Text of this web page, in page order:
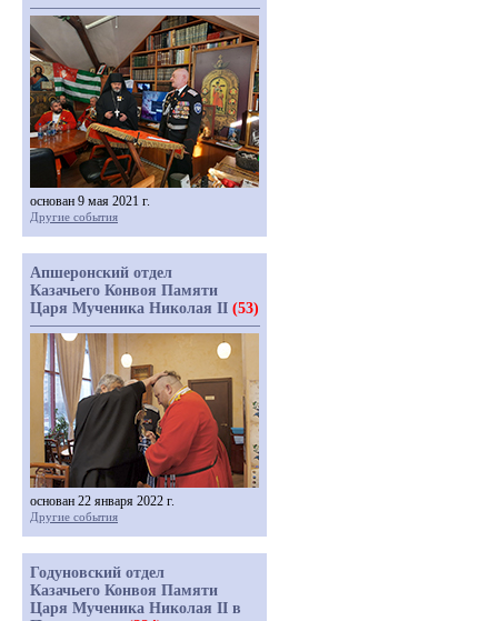
основан 9 мая 2021 г.
Другие события
Апшеронский отдел
Казачьего Конвоя Памяти
Царя Мученика Николая II (53)
основан 22 января 2022 г.
Другие события
Годуновский отдел
Казачьего Конвоя Памяти
Царя Мученика Николая II в